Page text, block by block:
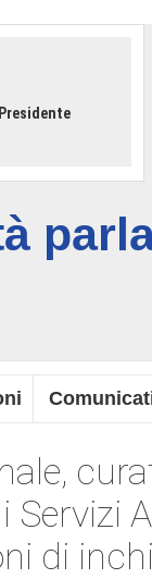
Servizi
di